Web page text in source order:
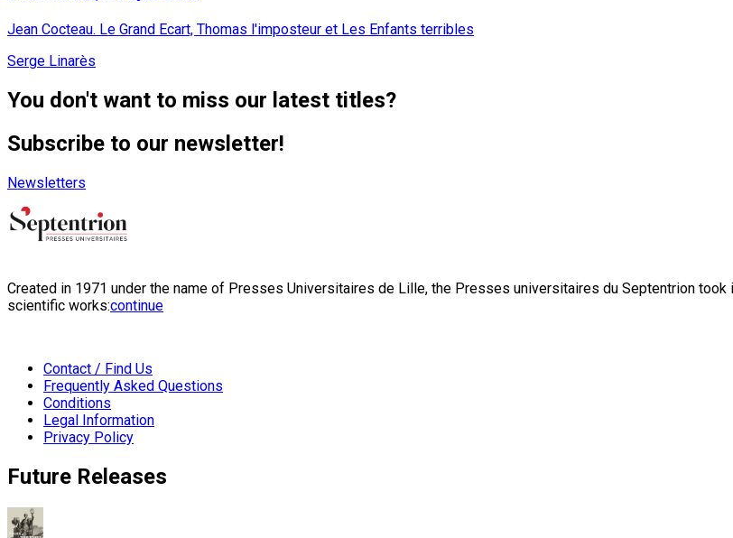
Jean Cocteau. Le Grand Ecart, Thomas l'imposteur et Les Enfants terribles
Serge Linarès
You don't want to miss our latest titles?
Subscribe to our newsletter!
Newsletters
Created in 1971 under the name of Presses Universitaires de Lille, the Presses universitaires du Septentrion
scientific works:continue
Contact / Find Us
Frequently Asked Questions
Conditions
Legal Information
Privacy Policy
Future Releases